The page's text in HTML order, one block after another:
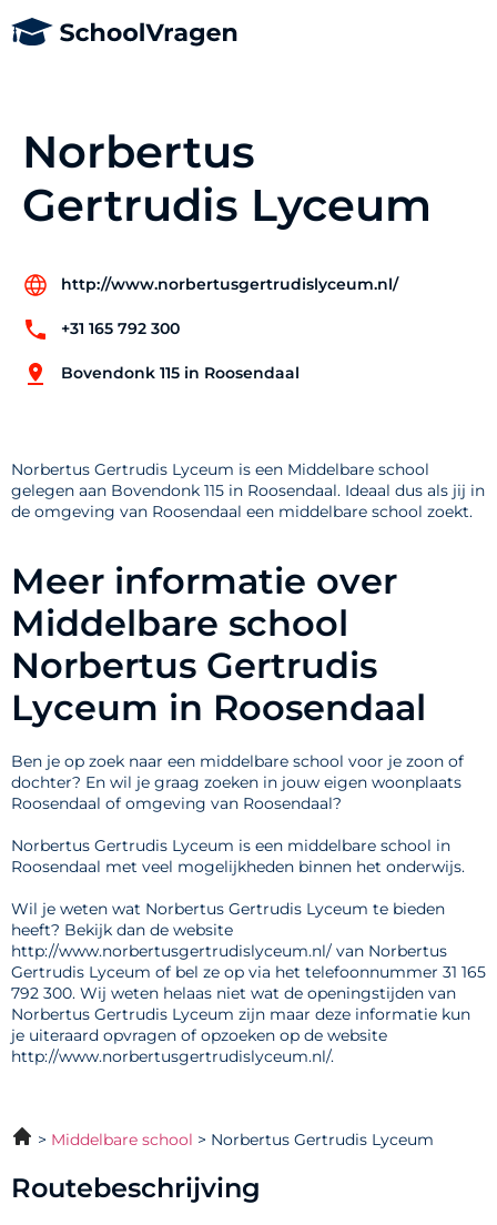
Norbertus
Gertrudis Lyceum
http://www.norbertusgertrudislyceum.nl/
+31 165 792 300
Bovendonk 115 in Roosendaal
Norbertus Gertrudis Lyceum is een Middelbare school
gelegen aan Bovendonk 115 in Roosendaal. Ideaal dus als jij in
de omgeving van Roosendaal een middelbare school zoekt.
Meer informatie over
Middelbare school
Norbertus Gertrudis
Lyceum in Roosendaal
Ben je op zoek naar een middelbare school voor je zoon of
dochter? En wil je graag zoeken in jouw eigen woonplaats
Roosendaal of omgeving van Roosendaal?
Norbertus Gertrudis Lyceum is een middelbare school in
Roosendaal met veel mogelijkheden binnen het onderwijs.
Wil je weten wat Norbertus Gertrudis Lyceum te bieden
heeft? Bekijk dan de website
http://www.norbertusgertrudislyceum.nl/ van Norbertus
Gertrudis Lyceum of bel ze op via het telefoonnummer 31 165
792 300. Wij weten helaas niet wat de openingstijden van
Norbertus Gertrudis Lyceum zijn maar deze informatie kun
je uiteraard opvragen of opzoeken op de website
http://www.norbertusgertrudislyceum.nl/.
Middelbare school Norbertus Gertrudis Lyceum
Routebeschrijving